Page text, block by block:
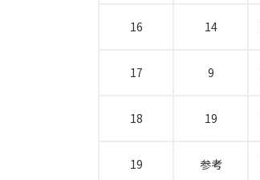
16 14
17 9
18 19
19 参考